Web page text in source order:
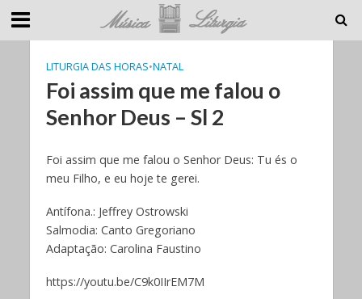
LITURGIA DAS HORAS•NATAL
Foi assim que me falou o
Senhor Deus – Sl 2
Foi assim que me falou o Senhor Deus: Tu és o
meu Filho, e eu hoje te gerei.
Antífona.: Jeffrey Ostrowski
Salmodia: Canto Gregoriano
Adaptação: Carolina Faustino
https://youtu.be/C9k0IIrEM7M